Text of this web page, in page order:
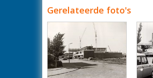
Gerelateerde foto's